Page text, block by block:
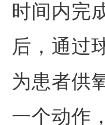
时间内完
后，通过
为患者供
一个动作